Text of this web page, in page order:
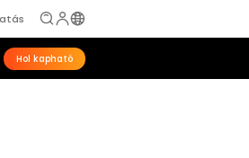
Hol kapható